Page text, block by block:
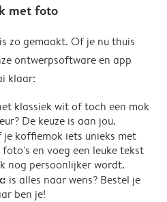
met foto
zo gemaakt. Of je nu thuis
ontwerpsoftware en app
klaar:
klassiek wit of toch een mok
De keuze is aan jou.
je koffiemok iets unieks met
en voeg een leuke tekst
nog persoonlijker wordt.
is alles naar wens? Bestel je
ben je!